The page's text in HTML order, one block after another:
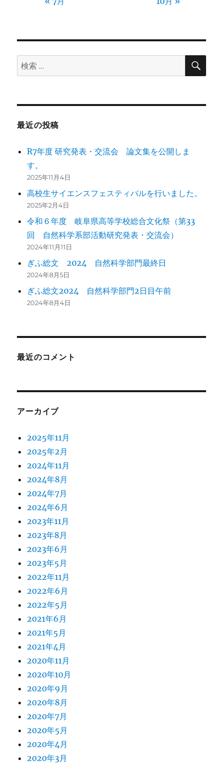
検
索:
検
最近の投稿
R7年度 研究発表・交流会 論文集を公開しま
す。
2025年11月4日
高校生サイエンスフェスティバルを行いました。
2025年2月4日
令和６年度 岐阜県高等学校総合文化祭（第33
回 自然科学系部活動研究発表・交流会）
2024年11月11日
ぎふ総文 2024 自然科学部門最終日
2024年8月5日
ぎふ総文2024 自然科学部門2日目午前
2024年8月4日
最近のコメント
アーカイブ
2025年11月
2025年2月
2024年11月
2024年8月
2024年7月
2024年6月
2023年11月
2023年8月
2023年6月
2023年5月
2022年11月
2022年6月
2022年5月
2021年6月
2021年5月
2021年4月
2020年11月
2020年10月
2020年9月
2020年8月
2020年7月
2020年5月
2020年4月
2020年3月